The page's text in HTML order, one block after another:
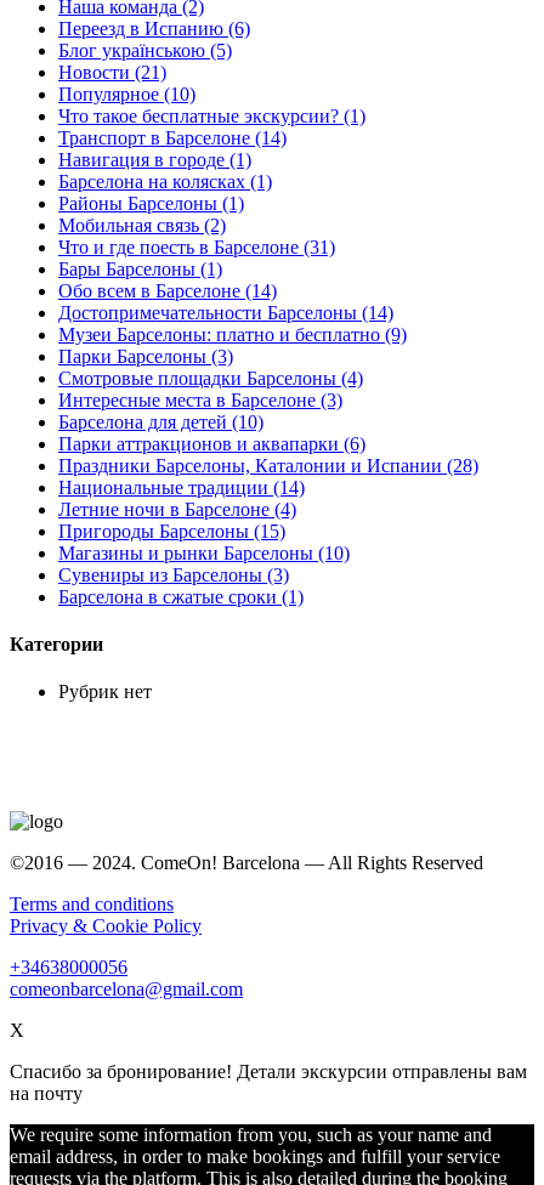
Наша команда (2)
Переезд в Испанию (6)
Блог українською (5)
Новости (21)
Популярное (10)
Что такое бесплатные экскурсии? (1)
Транспорт в Барселоне (14)
Навигация в городе (1)
Барселона на колясках (1)
Районы Барселоны (1)
Мобильная связь (2)
Что и где поесть в Барселоне (31)
Бары Барселоны (1)
Обо всем в Барселоне (14)
Достопримечательности Барселоны (14)
Музеи Барселоны: платно и бесплатно (9)
Парки Барселоны (3)
Смотровые площадки Барселоны (4)
Интересные места в Барселоне (3)
Барселона для детей (10)
Парки аттракционов и аквапарки (6)
Праздники Барселоны, Каталонии и Испании (28)
Национальные традиции (14)
Летние ночи в Барселоне (4)
Пригороды Барселоны (15)
Магазины и рынки Барселоны (10)
Сувениры из Барселоны (3)
Барселона в сжатые сроки (1)
Категории
Рубрик нет
©2016 — 2024. ComeOn! Barcelona — All Rights Reserved
Terms and conditions
Privacy & Cookie Policy
+34638000056
comeonbarcelona@gmail.com
X
Спасибо за бронирование! Детали экскурсии отправлены вам
на почту
We require some information from you, such as your name and
email address, in order to make bookings and fulfill your service
requests via the platform. This is also detailed during the booking